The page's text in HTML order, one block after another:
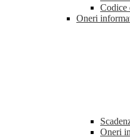
Codice
Oneri
Oneri